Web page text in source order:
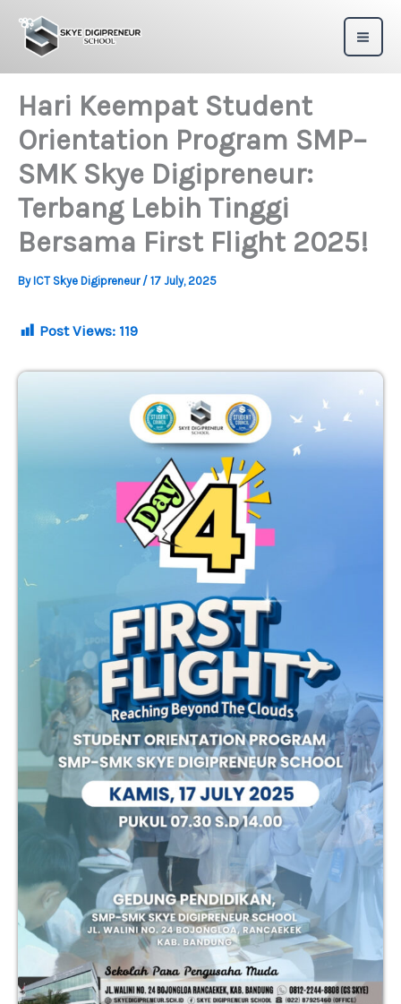
content
Hari Keempat Student
Orientation Program SMP–
SMK Skye Digipreneur:
Terbang Lebih Tinggi
Bersama First Flight 2025!
By ICT Skye Digipreneur / 17 July, 2025
Post Views: 119